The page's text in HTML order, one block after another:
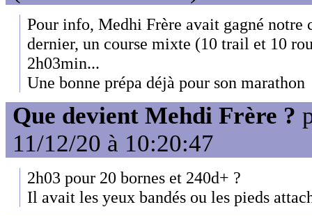
Pour info, Medhi Frère avait gagné notre
dernier, un course mixte (10 trail et 10
2h03min...
Une bonne prépa déjà pour son marathon
Que devient Mehdi Frère ?
11/12/20 à 10:20:47
2h03 pour 20 bornes et 240d+ ?
Il avait les yeux bandés ou les pieds